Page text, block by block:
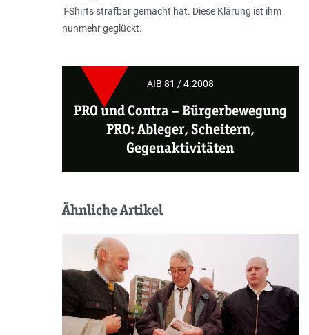
T-Shirts strafbar gemacht hat. Diese Klärung ist ihm
nunmehr geglückt.
AIB 81 / 4.2008
PRO und Contra–Bürgerbewegung
PRO: Ableger, Scheitern,
Gegenaktivitäten
Ähnliche Artikel